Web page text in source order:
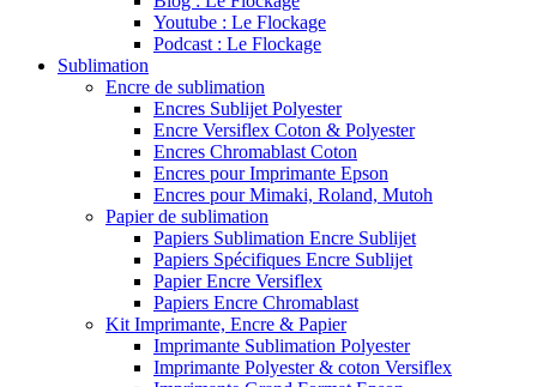
Youtube : Le Flockage
Podcast : Le Flockage
Sublimation
Encre de sublimation
Encres Sublijet Polyester
Encre Versiflex Coton & Polyester
Encres Chromablast Coton
Encres pour Imprimante Epson
Encres pour Mimaki, Roland, Mutoh
Papier de sublimation
Papiers Sublimation Encre Sublijet
Papiers Spécifiques Encre Sublijet
Papier Encre Versiflex
Papiers Encre Chromablast
Kit Imprimante, Encre & Papier
Imprimante Sublimation Polyester
Imprimante Polyester & coton Versiflex